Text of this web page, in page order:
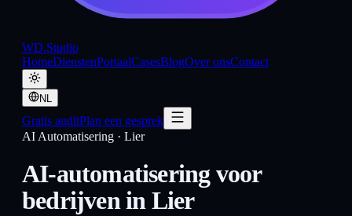
WD.Studio
HomeDienstenPortaalCasesBlogOver onsContact
NL
Gratis auditPlan een gesprek
AI Automatisering · Lier
AI-automatisering voor
bedrijven in Lier